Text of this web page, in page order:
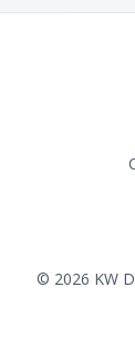
© 2026 KW